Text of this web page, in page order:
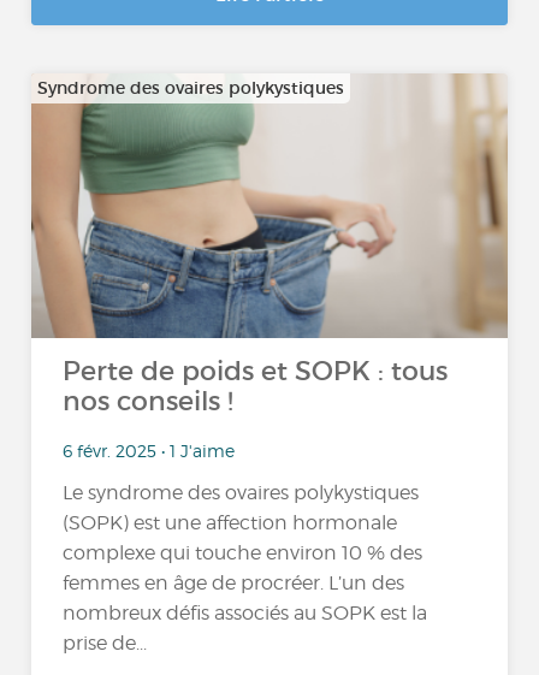
Syndrome des ovaires polykystiques
Perte de poids et SOPK : tous
nos conseils !
6 févr. 2025 • 1 J'aime
Le syndrome des ovaires polykystiques
(SOPK) est une affection hormonale
complexe qui touche environ 10 % des
femmes en âge de procréer. L’un des
nombreux défis associés au SOPK est la
prise de...